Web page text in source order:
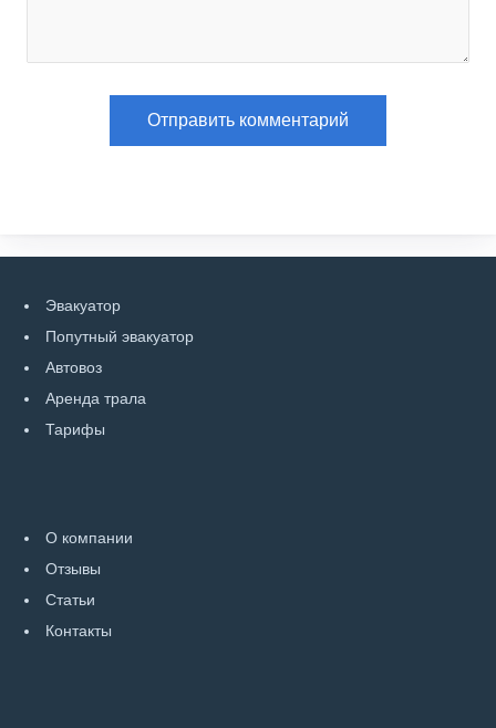
Эвакуатор
Попутный эвакуатор
Автовоз
Аренда трала
Тарифы
О компании
Отзывы
Статьи
Контакты